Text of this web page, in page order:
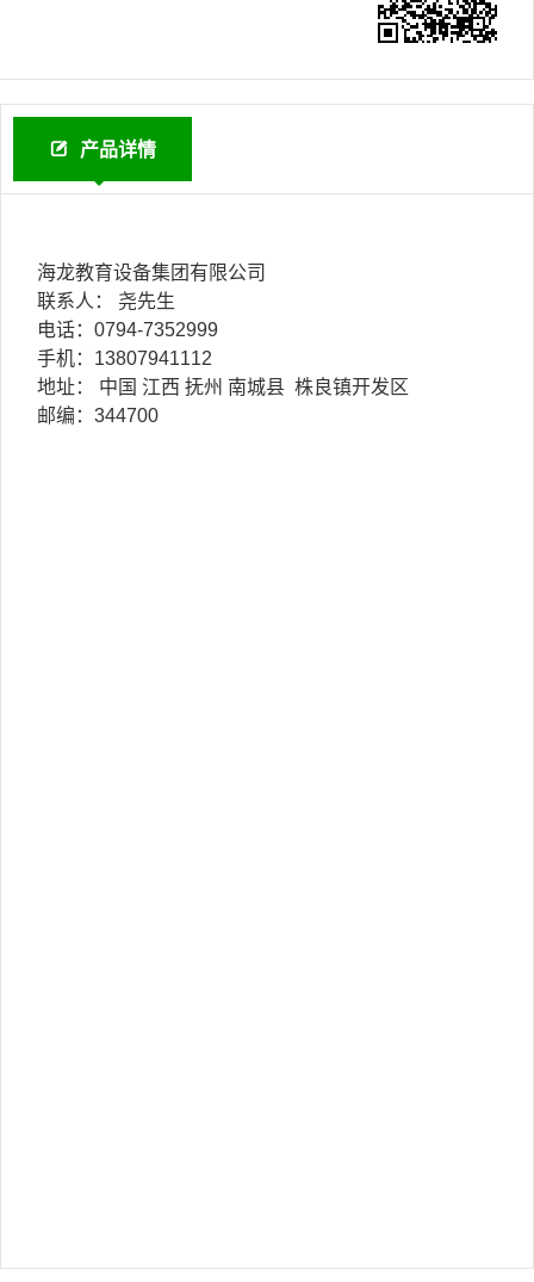
产品详情
海龙教育设备集团有限公司
联系人： 尧先生
电话：0794-7352999
手机：13807941112
地址： 中国 江西 抚州 南城县 株良镇开发区
邮编：344700